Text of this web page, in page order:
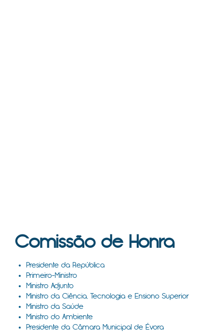
Comissão de Honra
Presidente da República
Primeiro-Ministro
Ministro Adjunto
Ministro da Ciência, Tecnologia e Ensiono Superior
Ministro da Saúde
Ministro do Ambiente
Presidente da Câmara Municipal de Évora